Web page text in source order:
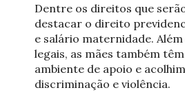
Dentre os direitos que
destacar o direito
e salário maternidade.
legais, as mães também
ambiente de apoio e
discriminação e violência.